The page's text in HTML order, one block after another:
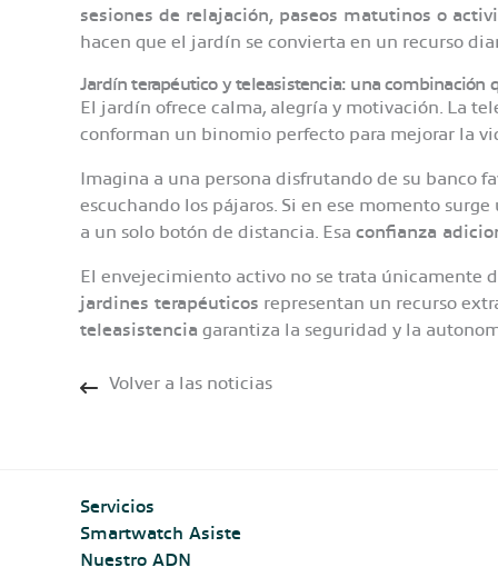
sesiones de relajación, paseos matutinos o
hacen que el jardín se convierta en un recurso
Jardín terapéutico y teleasistencia: una combinación
El jardín ofrece calma, alegría y motivación. La
conforman un binomio perfecto para mejorar la
Imagina a una persona disfrutando de su banco
escuchando los pájaros. Si en ese momento
a un solo botón de distancia. Esa confianza
El envejecimiento activo no se trata únicamente
jardines terapéuticos representan un recurso
teleasistencia garantiza la seguridad y la
Volver a las noticias
Servicios
Smartwatch Asiste
Nuestro ADN